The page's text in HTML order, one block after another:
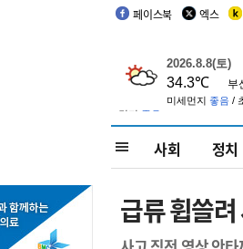
페이스북 엑스
사회 정치
급류 휩쓸